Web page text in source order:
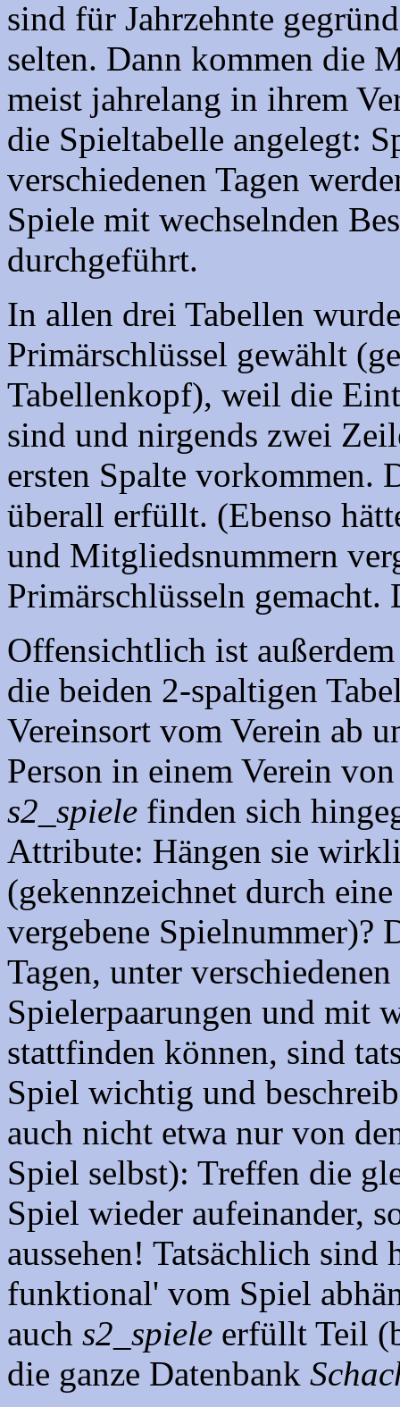
sind für Jahrzehnte
selten. Dann kommen die
meist jahrelang in ihrem
die Spieltabelle angelegt:
verschiedenen Tagen
Spiele mit wechselnden
durchgeführt.
In allen drei Tabellen
Primärschlüssel gewählt
Tabellenkopf), weil die
sind und nirgends zwei
ersten Spalte vorkommen.
überall erfüllt. (Ebenso
und Mitgliedsnummern
Primärschlüsseln gemacht.
Offensichtlich ist
die beiden 2-spaltigen
Vereinsort vom Verein ab
Person in einem Verein
s2_spiele finden sich
Attribute: Hängen sie
(gekennzeichnet durch
vergebene Spielnummer)?
Tagen, unter
Spielerpaarungen und mit
stattfinden können, sind
Spiel wichtig und
auch nicht etwa nur von
Spiel selbst): Treffen die
Spiel wieder aufeinander,
aussehen! Tatsächlich
funktional' vom Spiel
auch s2_spiele erfüllt Teil
die ganze Datenbank